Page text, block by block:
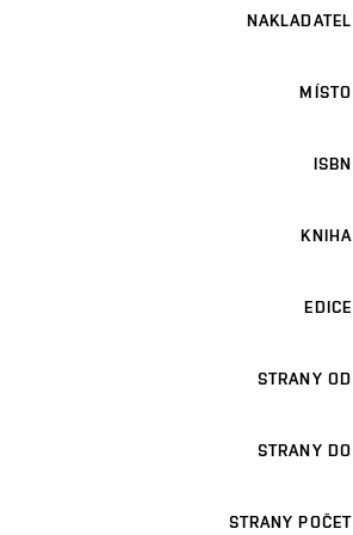
NAKLADATEL
MÍSTO
ISBN
KNIHA
EDICE
STRANY OD
STRANY DO
STRANY POČET